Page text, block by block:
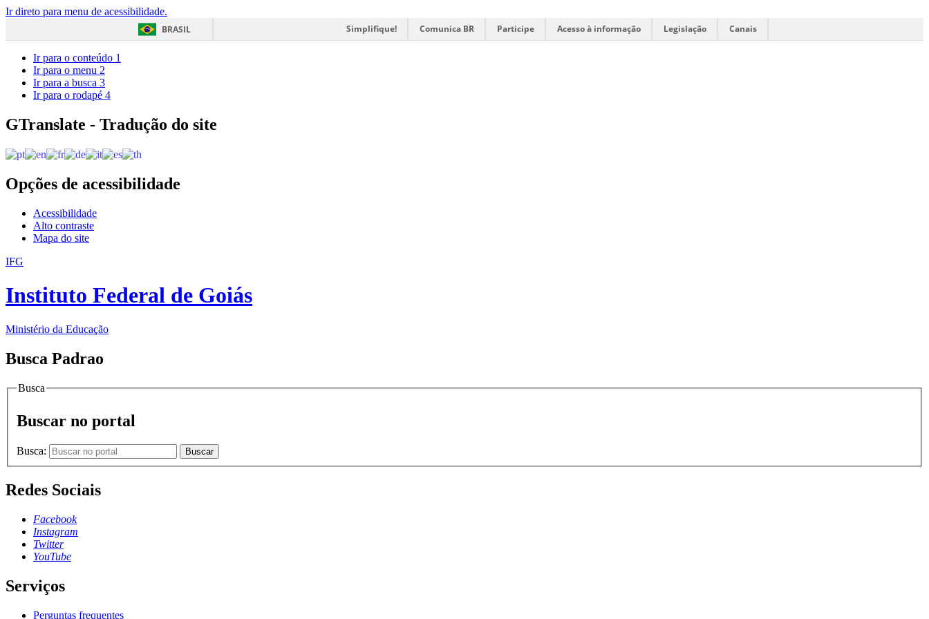
Ir direto para menu de acessibilidade.
BRASIL
Simplifique! Comunica BR Participe Acesso à informação Legislação Canais
Ir para o conteúdo 1
Ir para o menu 2
Ir para a busca 3
Ir para o rodapé 4
GTranslate - Tradução do site
Opções de acessibilidade
Acessibilidade
Alto contraste
Mapa do site
IFG
Instituto Federal de Goiás
Ministério da Educação
Busca Padrao
Busca
Buscar no portal
Busca: Buscar
Redes Sociais
Facebook
Instagram
Twitter
YouTube
Serviços
Perguntas frequentes